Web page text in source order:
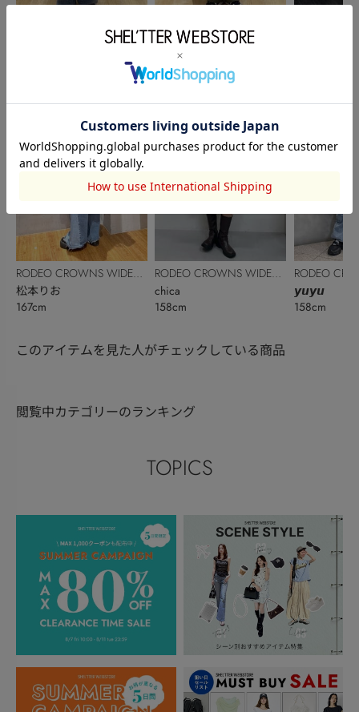
RODEO CROWNS WIDE
RODEO CROWNS WIDE
BOWL
松本りお
167cm
RODEO CROWNS WIDE
BOWL
大島優菜
160cm
RODEO CROWNS WIDE
BOWL
chica
158cm
RODEO
BOWL
𝙮𝙪𝙮𝙪
158cm
このアイテムを見た人がチェックしている商品
閲覧中カテゴリーのランキング
TOPICS